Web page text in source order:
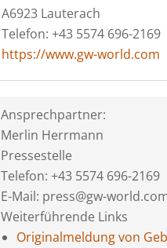
A6923 Lauterach
Telefon: +43 5574 696-2169
https://www.gw-world.com
Ansprechpartner:
Merlin Herrmann
Pressestelle
Telefon: +43 5574 696-2169
E-Mail: press@gw-
Weiterführende Links
Originalmeldung von